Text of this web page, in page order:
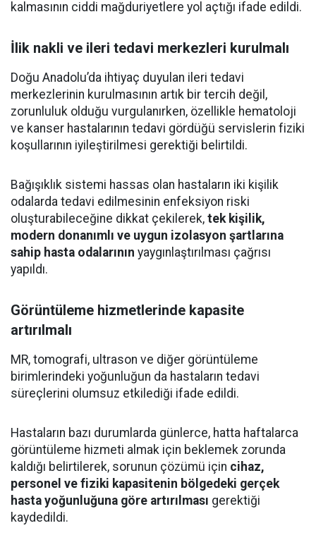
kalmasının ciddi mağduriyetlere yol açtığı ifade edildi.
İlik nakli ve ileri tedavi merkezleri kurulmalı
Doğu Anadolu’da ihtiyaç duyulan ileri tedavi
merkezlerinin kurulmasının artık bir tercih değil,
zorunluluk olduğu vurgulanırken, özellikle hematoloji
ve kanser hastalarının tedavi gördüğü servislerin fiziki
koşullarının iyileştirilmesi gerektiği belirtildi.
Bağışıklık sistemi hassas olan hastaların iki kişilik
odalarda tedavi edilmesinin enfeksiyon riski
oluşturabileceğine dikkat çekilerek, tek kişilik,
modern donanımlı ve uygun izolasyon şartlarına
sahip hasta odalarının yaygınlaştırılması çağrısı
yapıldı.
Görüntüleme hizmetlerinde kapasite
artırılmalı
MR, tomografi, ultrason ve diğer görüntüleme
birimlerindeki yoğunluğun da hastaların tedavi
süreçlerini olumsuz etkilediği ifade edildi.
Hastaların bazı durumlarda günlerce, hatta haftalarca
görüntüleme hizmeti almak için beklemek zorunda
kaldığı belirtilerek, sorunun çözümü için cihaz,
personel ve fiziki kapasitenin bölgedeki gerçek
hasta yoğunluğuna göre artırılması gerektiği
kaydedildi.